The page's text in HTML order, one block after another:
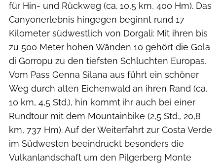
für Hin- und Rückweg (ca. 10,5 km, 400 Hm). Das
Canyonerlebnis hingegen beginnt rund 17
Kilometer südwestlich von Dorgali: Mit ihren bis
zu 500 Meter hohen Wänden 10 gehört die Gola
di Gorropu zu den tiefsten Schluchten Europas.
Vom Pass Genna Silana aus führt ein schöner
Weg durch alten Eichenwald an ihren Rand (ca.
10 km, 4,5 Std.), hin kommt ihr auch bei einer
Rundtour mit dem Mountainbike (2,5 Std., 20,8
km, 737 Hm). Auf der Weiterfahrt zur Costa Verde
im Südwesten beeindruckt besonders die
Vulkanlandschaft um den Pilgerberg Monte